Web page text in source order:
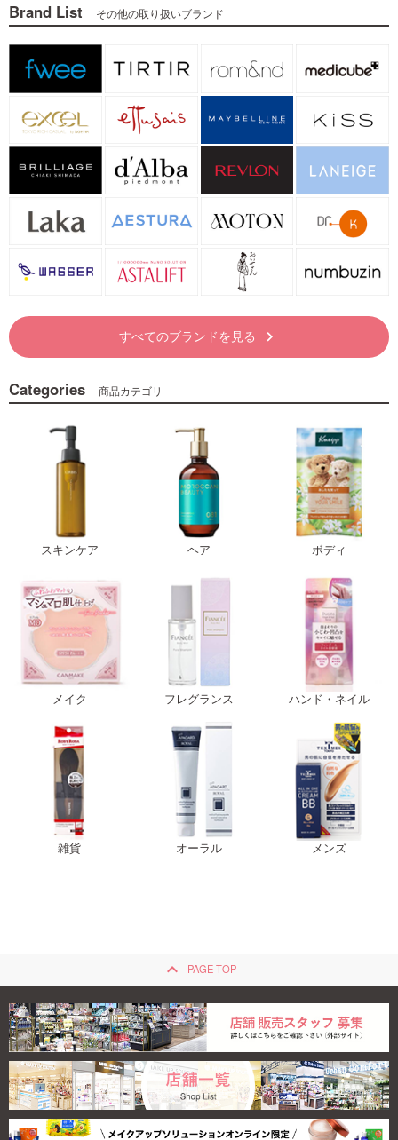
Brand List その他の取り扱いブランド
すべてのブランドを見る keyboard_arrow_right
Categories 商品カテゴリ
スキンケア ヘア ボディ
メイク フレグランス ハンド・ネイル
雑貨 オーラル メンズ
keyboard_arrow_up PAGE TOP